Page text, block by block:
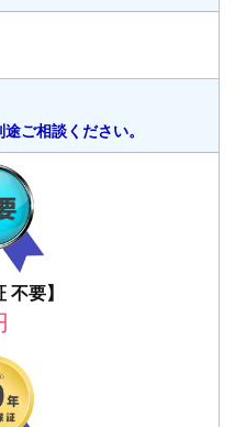
ご相談ください。
不要】